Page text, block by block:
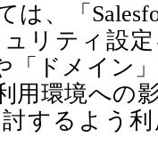
は、「
リティ設
「ドメイン
用環境への
するよう